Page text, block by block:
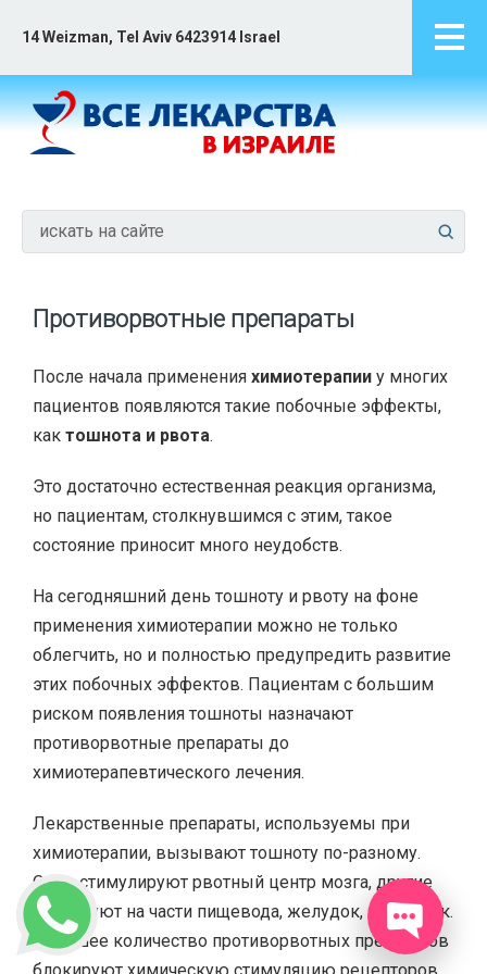
14 Weizman, Tel Aviv 6423914 Israel
Противорвотные препараты
После начала применения химиотерапии у многих
пациентов появляются такие побочные эффекты,
как тошнота и рвота.
Это достаточно естественная реакция организма,
но пациентам, столкнувшимся с этим, такое
состояние приносит много неудобств.
На сегодняшний день тошноту и рвоту на фоне
применения химиотерапии можно не только
облегчить, но и полностью предупредить развитие
этих побочных эффектов. Пациентам с большим
риском появления тошноты назначают
противорвотные препараты до
химиотерапевтического лечения.
Лекарственные препараты, используемы при
химиотерапии, вызывают тошноту по-разному.
Одни стимулируют рвотный центр мозга, другие
действуют на части пищевода, желудок, кишечник.
Большее количество противорвотных препаратов
блокируют химическую стимуляцию рецепторов